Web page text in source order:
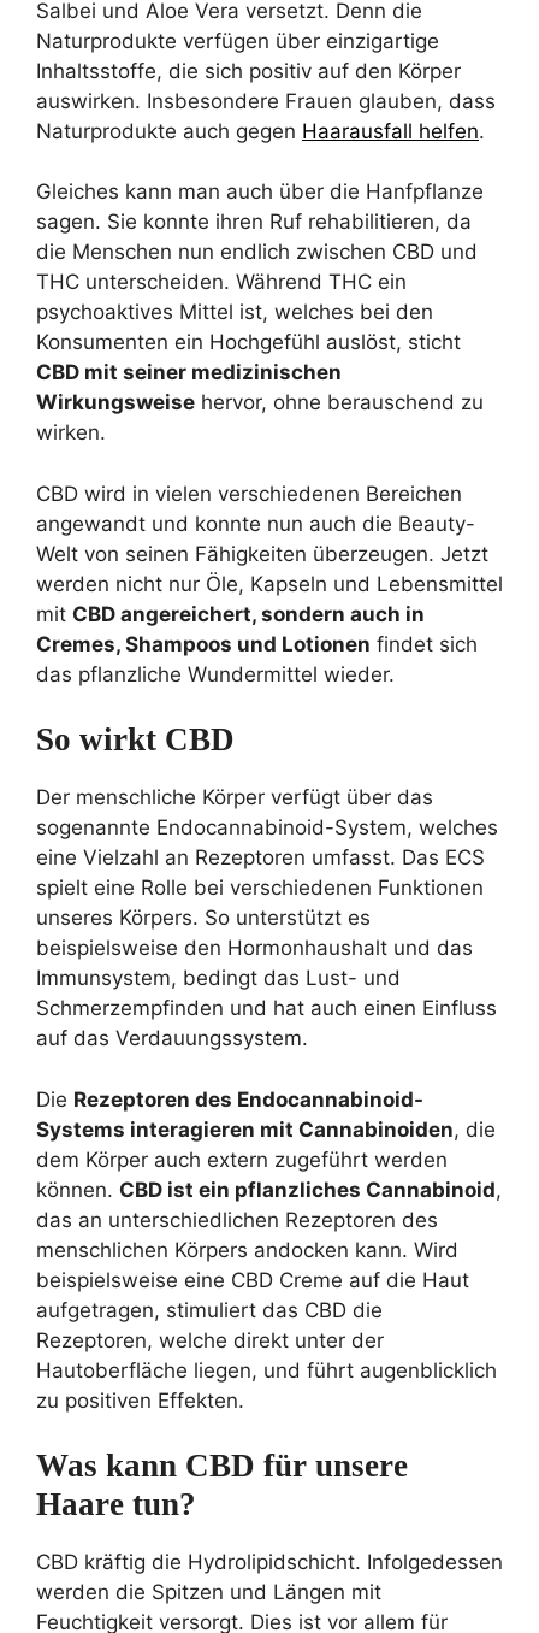
Salbei und Aloe Vera versetzt. Denn die
Naturprodukte verfügen über einzigartige
Inhaltsstoffe, die sich positiv auf den Körper
auswirken. Insbesondere Frauen glauben, dass
Naturprodukte auch gegen Haarausfall helfen.
Gleiches kann man auch über die Hanfpflanze
sagen. Sie konnte ihren Ruf rehabilitieren, da
die Menschen nun endlich zwischen CBD und
THC unterscheiden. Während THC ein
psychoaktives Mittel ist, welches bei den
Konsumenten ein Hochgefühl auslöst, sticht
CBD mit seiner medizinischen
Wirkungsweise hervor, ohne berauschend zu
wirken.
CBD wird in vielen verschiedenen Bereichen
angewandt und konnte nun auch die Beauty-
Welt von seinen Fähigkeiten überzeugen. Jetzt
werden nicht nur Öle, Kapseln und Lebensmittel
mit CBD angereichert, sondern auch in
Cremes, Shampoos und Lotionen findet sich
das pflanzliche Wundermittel wieder.
So wirkt CBD
Der menschliche Körper verfügt über das
sogenannte Endocannabinoid-System, welches
eine Vielzahl an Rezeptoren umfasst. Das ECS
spielt eine Rolle bei verschiedenen Funktionen
unseres Körpers. So unterstützt es
beispielsweise den Hormonhaushalt und das
Immunsystem, bedingt das Lust- und
Schmerzempfinden und hat auch einen Einfluss
auf das Verdauungssystem.
Die Rezeptoren des Endocannabinoid-
Systems interagieren mit Cannabinoiden, die
dem Körper auch extern zugeführt werden
können. CBD ist ein pflanzliches Cannabinoid,
das an unterschiedlichen Rezeptoren des
menschlichen Körpers andocken kann. Wird
beispielsweise eine CBD Creme auf die Haut
aufgetragen, stimuliert das CBD die
Rezeptoren, welche direkt unter der
Hautoberfläche liegen, und führt augenblicklich
zu positiven Effekten.
Was kann CBD für unsere
Haare tun?
CBD kräftig die Hydrolipidschicht. Infolgedessen
werden die Spitzen und Längen mit
Feuchtigkeit versorgt. Dies ist vor allem für